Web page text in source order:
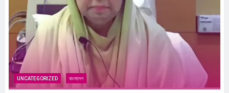
অন্যান্য বাংলাদেশ
আ. লীগকে রাজনৈতিক কার্যক্রম থেকে
বিরত রাখতে হাইকোর্টে হাসনাত-সারজিসের
রিট
বাংলাদেশ
UNCATEGORIZED বাংলাদেশ